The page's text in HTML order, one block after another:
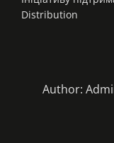
Distribution
Author: